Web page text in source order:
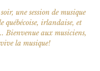
une session de musique
québécoise, irlandaise, et
Bienvenue aux musiciens,
la musique!